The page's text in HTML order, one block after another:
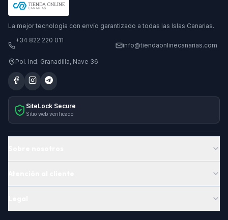
La mejor tecnología con envío garantizado a todas las Islas Canarias.
+34 822 220 011
info@tiendaonlinecanarias.com
Pol. Ind. Granadilla, Nave 36
SiteLock Secure
Sitio web verificado